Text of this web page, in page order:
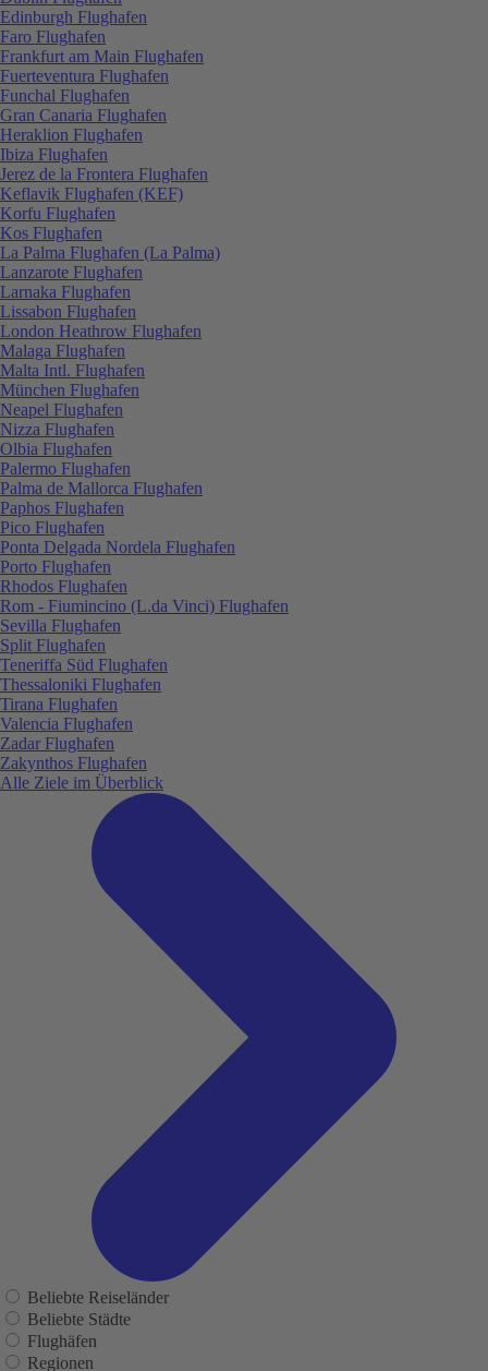
Edinburgh Flughafen
Faro Flughafen
Frankfurt am Main Flughafen
Fuerteventura Flughafen
Funchal Flughafen
Gran Canaria Flughafen
Heraklion Flughafen
Ibiza Flughafen
Jerez de la Frontera Flughafen
Keflavik Flughafen (KEF)
Korfu Flughafen
Kos Flughafen
La Palma Flughafen (La Palma)
Lanzarote Flughafen
Larnaka Flughafen
Lissabon Flughafen
London Heathrow Flughafen
Malaga Flughafen
Malta Intl. Flughafen
München Flughafen
Neapel Flughafen
Nizza Flughafen
Olbia Flughafen
Palermo Flughafen
Palma de Mallorca Flughafen
Paphos Flughafen
Pico Flughafen
Ponta Delgada Nordela Flughafen
Porto Flughafen
Rhodos Flughafen
Rom - Fiumincino (L.da Vinci) Flughafen
Sevilla Flughafen
Split Flughafen
Teneriffa Süd Flughafen
Thessaloniki Flughafen
Tirana Flughafen
Valencia Flughafen
Zadar Flughafen
Zakynthos Flughafen
Alle Ziele im Überblick
Beliebte Reiseländer
Beliebte Städte
Flughäfen
Regionen